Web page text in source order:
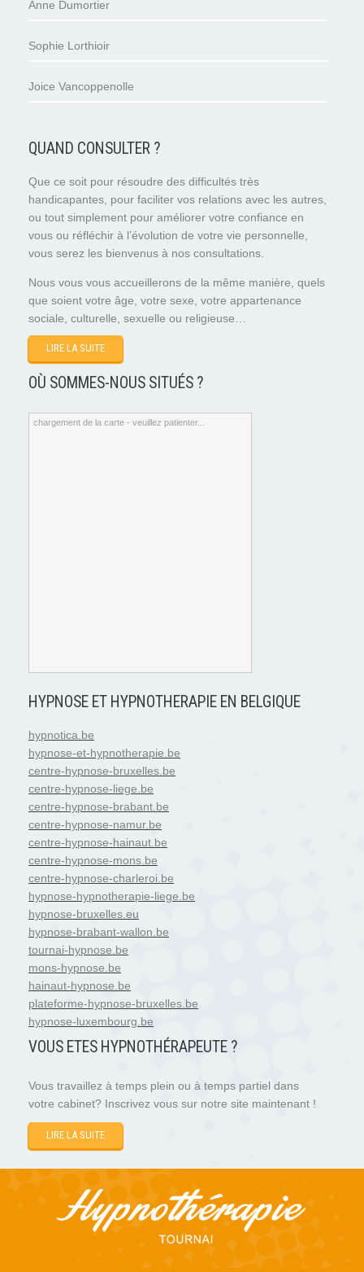
Anne Dumortier
Sophie Lorthioir
Joice Vancoppenolle
QUAND CONSULTER ?
Que ce soit pour résoudre des difficultés très
handicapantes, pour faciliter vos relations avec les autres,
ou tout simplement pour améliorer votre confiance en
vous ou réfléchir à l’évolution de votre vie personnelle,
vous serez les bienvenus à nos consultations.
Nous vous vous accueillerons de la même manière, quels
que soient votre âge, votre sexe, votre appartenance
sociale, culturelle, sexuelle ou religieuse…
LIRE LA SUITE
OÙ SOMMES-NOUS SITUÉS ?
chargement de la carte - veuillez patienter...
HYPNOSE ET HYPNOTHERAPIE EN BELGIQUE
hypnotica.be
hypnose-et-hypnotherapie.be
centre-hypnose-bruxelles.be
centre-hypnose-liege.be
centre-hypnose-brabant.be
centre-hypnose-namur.be
centre-hypnose-hainaut.be
centre-hypnose-mons.be
centre-hypnose-charleroi.be
hypnose-hypnotherapie-liege.be
hypnose-bruxelles.eu
hypnose-brabant-wallon.be
tournai-hypnose.be
mons-hypnose.be
hainaut-hypnose.be
plateforme-hypnose-bruxelles.be
hypnose-luxembourg.be
VOUS ETES HYPNOTH ÉRAPEUTE ?
Vous travaillez à temps plein ou à temps partiel dans
votre cabinet? Inscrivez vous sur notre site maintenant !
LIRE LA SUITE